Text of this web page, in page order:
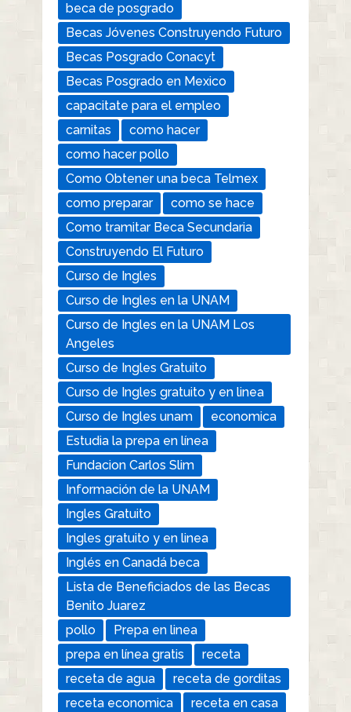
beca de posgrado
Becas Jóvenes Construyendo Futuro
Becas Posgrado Conacyt
Becas Posgrado en Mexico
capacitate para el empleo
carnitas
como hacer
como hacer pollo
Como Obtener una beca Telmex
como preparar
como se hace
Como tramitar Beca Secundaria
Construyendo El Futuro
Curso de Ingles
Curso de Ingles en la UNAM
Curso de Ingles en la UNAM Los
Angeles
Curso de Ingles Gratuito
Curso de Ingles gratuito y en linea
Curso de Ingles unam
economica
Estudia la prepa en línea
Fundacion Carlos Slim
Información de la UNAM
Ingles Gratuito
Ingles gratuito y en linea
Inglés en Canadá beca
Lista de Beneficiados de las Becas
Benito Juarez
pollo
Prepa en linea
prepa en línea gratis
receta
receta de agua
receta de gorditas
receta economica
receta en casa